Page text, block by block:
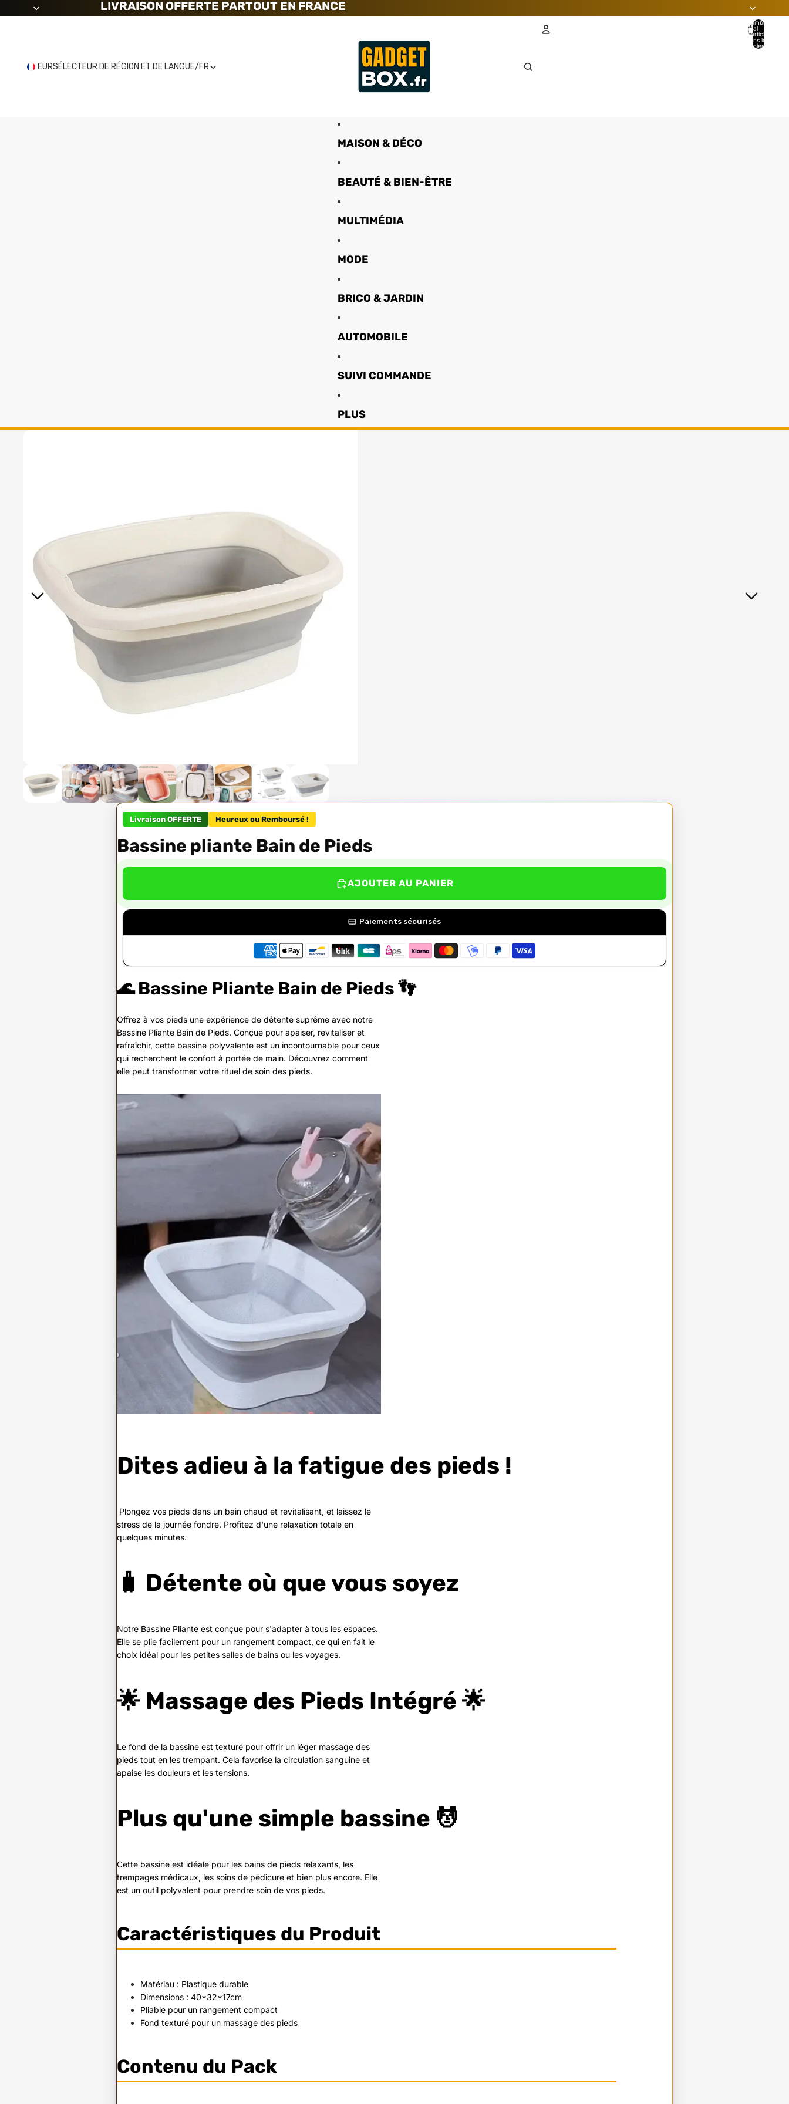
LIVRAISON OFFERTE PARTOUT EN FRANCE
EURSÉLECTEUR DE RÉGION ET DE LANGUE/FR
Nombre
total
d’articles
dans le
panier: 0
MAISON & DÉCO
BEAUTÉ & BIEN-ÊTRE
MULTIMÉDIA
MODE
BRICO & JARDIN
AUTOMOBILE
SUIVI COMMANDE
PLUS
Livraison OFFERTE Heureux ou Remboursé !
Bassine pliante Bain de Pieds
AJOUTER AU PANIER
Paiements sécurisés
🌊 Bassine Pliante Bain de Pieds 👣
Offrez à vos pieds une expérience de détente suprême avec notre
Bassine Pliante Bain de Pieds. Conçue pour apaiser, revitaliser et
rafraîchir, cette bassine polyvalente est un incontournable pour ceux
qui recherchent le confort à portée de main. Découvrez comment
elle peut transformer votre rituel de soin des pieds.
Dites adieu à la fatigue des pieds !
Plongez vos pieds dans un bain chaud et revitalisant, et laissez le
stress de la journée fondre. Profitez d'une relaxation totale en
quelques minutes.
🧳 Détente où que vous soyez
Notre Bassine Pliante est conçue pour s'adapter à tous les espaces.
Elle se plie facilement pour un rangement compact, ce qui en fait le
choix idéal pour les petites salles de bains ou les voyages.
🌟 Massage des Pieds Intégré 🌟
Le fond de la bassine est texturé pour offrir un léger massage des
pieds tout en les trempant. Cela favorise la circulation sanguine et
apaise les douleurs et les tensions.
Plus qu'une simple bassine 💆
Cette bassine est idéale pour les bains de pieds relaxants, les
trempages médicaux, les soins de pédicure et bien plus encore. Elle
est un outil polyvalent pour prendre soin de vos pieds.
Caractéristiques du Produit
Matériau : Plastique durable
Dimensions : 40*32*17cm
Pliable pour un rangement compact
Fond texturé pour un massage des pieds
Contenu du Pack